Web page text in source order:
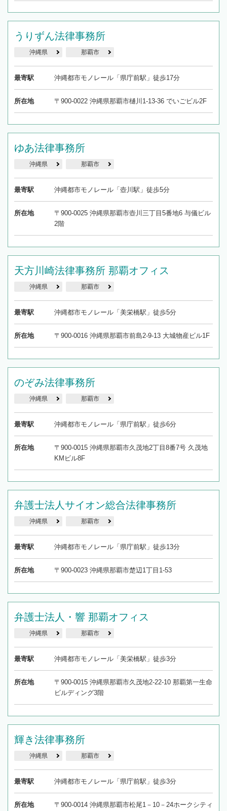
うりずん法律事務所
沖縄県 那覇市
最寄駅 沖縄都市モノレール「県庁前駅」徒歩17分
所在地 〒900-0022 沖縄県那覇市樋川1-13-36 でいごビル2F
ゆあ法律事務所
沖縄県 那覇市
最寄駅 沖縄都市モノレール「壺川駅」徒歩5分
所在地
〒900-0025 沖縄県那覇市壺川三丁目5番地6 与儀ビル
2階
天方川崎法律事務所 那覇オフィス
沖縄県 那覇市
最寄駅 沖縄都市モノレール「美栄橋駅」徒歩5分
所在地 〒900-0016 沖縄県那覇市前島2-9-13 大城物産ビル1F
のぞみ法律事務所
沖縄県 那覇市
最寄駅 沖縄都市モノレール「県庁前駅」徒歩6分
所在地
〒900-0015 沖縄県那覇市久茂地2丁目8番7号 久茂地
KMビル8F
弁護士法人サイオン総合法律事務所
沖縄県 那覇市
最寄駅 沖縄都市モノレール「県庁前駅」徒歩13分
所在地 〒900-0023 沖縄県那覇市楚辺1丁目1-53
弁護士法人・響 那覇オフィス
沖縄県 那覇市
最寄駅 沖縄都市モノレール「美栄橋駅」徒歩3分
所在地
〒900-0015 沖縄県那覇市久茂地2-22-10 那覇第一生命
ビルディング3階
輝き法律事務所
沖縄県 那覇市
最寄駅 沖縄都市モノレール「県庁前駅」徒歩3分
所在地
〒900-0014 沖縄県那覇市松尾1－10－24ホークシティ